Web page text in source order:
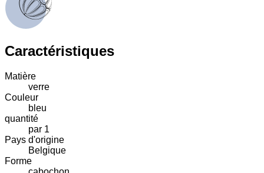
Caractéristiques
Matière
verre
Couleur
bleu
quantité
par 1
Pays d'origine
Belgique
Forme